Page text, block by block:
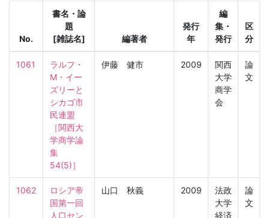
No.
書名・論
題
[雑誌名]
編著者
発行
年
編
集・
発行
区
分
1061
ラルフ・
M・イー
ズリーと
シカゴ市
民連盟
［関西大
学商学論
集
54(5)］
伊藤 健市 2009
関西
大学
商学
会
論
文
1062
ロシア帝
国第一回
人口セン
山口 秋義 2009
法政
大学
経済
論
文